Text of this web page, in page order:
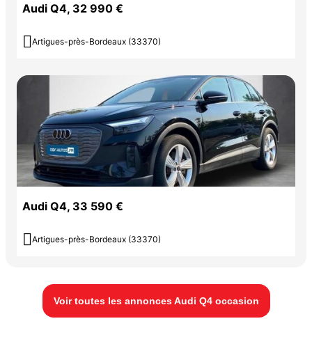
Audi Q4, 32 990 €
 Artigues-près-Bordeaux (33370)
Audi Q4, 33 590 €
 Artigues-près-Bordeaux (33370)
Voir toutes les annonces Audi Q4 occasion